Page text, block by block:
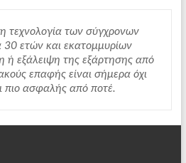
τεχνολογία των σύγχρονων
30 ετών και εκατομμυρίων
ή εξάλειψη της εξάρτησης από
επαφής είναι σήμερα όχι
πιο ασφαλής από ποτέ.